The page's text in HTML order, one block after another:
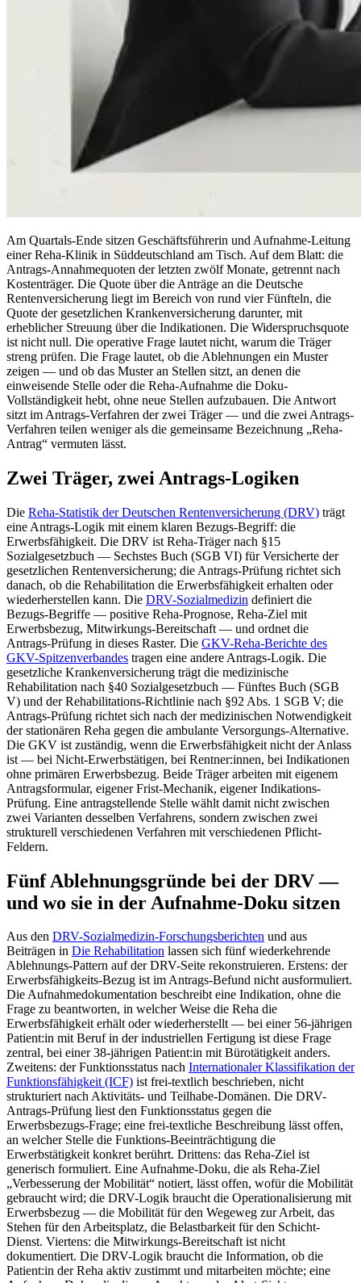
Am Quartals-Ende sitzen Geschäftsführerin und Aufnahme-Leitung
einer Reha-Klinik in Süddeutschland am Tisch. Auf dem Blatt: die
Antrags-Annahmequoten der letzten zwölf Monate, getrennt nach
Kostenträger. Die Quote über die Anträge an die Deutsche
Rentenversicherung liegt im Bereich von rund vier Fünfteln, die
Quote der gesetzlichen Krankenversicherung darunter, mit
erheblicher Streuung über die Indikationen. Die Widerspruchsquote
ist nicht null. Die operative Frage lautet nicht, warum die Träger
streng prüfen. Die Frage lautet, ob die Ablehnungen ein Muster
zeigen — und ob das Muster an Stellen sitzt, an denen die
einweisende Stelle oder die Reha-Aufnahme die Doku-
Vollständigkeit hebt, ohne neue Stellen aufzubauen. Die Antwort
sitzt im Antrags-Verfahren der zwei Träger — und die zwei Antrags-
Verfahren teilen weniger als die gemeinsame Bezeichnung „Reha-
Antrag“ vermuten lässt.
Zwei Träger, zwei Antrags-Logiken
Die Reha-Statistik der Deutschen Rentenversicherung (DRV) trägt
eine Antrags-Logik mit einem klaren Bezugs-Begriff: die
Erwerbsfähigkeit. Die DRV ist Reha-Träger nach §15
Sozialgesetzbuch — Sechstes Buch (SGB VI) für Versicherte der
gesetzlichen Rentenversicherung; die Antrags-Prüfung richtet sich
danach, ob die Rehabilitation die Erwerbsfähigkeit erhalten oder
wiederherstellen kann. Die DRV-Sozialmedizin definiert die
Bezugs-Begriffe — positive Reha-Prognose, Reha-Ziel mit
Erwerbsbezug, Mitwirkungs-Bereitschaft — und ordnet die
Antrags-Prüfung in dieses Raster. Die GKV-Reha-Berichte des
GKV-Spitzenverbandes tragen eine andere Antrags-Logik. Die
gesetzliche Krankenversicherung trägt die medizinische
Rehabilitation nach §40 Sozialgesetzbuch — Fünftes Buch (SGB
V) und der Rehabilitations-Richtlinie nach §92 Abs. 1 SGB V; die
Antrags-Prüfung richtet sich nach der medizinischen Notwendigkeit
der stationären Reha gegen die ambulante Versorgungs-Alternative.
Die GKV ist zuständig, wenn die Erwerbsfähigkeit nicht der Anlass
ist — bei Nicht-Erwerbstätigen, bei Rentner:innen, bei Indikationen
ohne primären Erwerbsbezug. Beide Träger arbeiten mit eigenem
Antragsformular, eigener Frist-Mechanik, eigener Indikations-
Prüfung. Eine antragstellende Stelle wählt damit nicht zwischen
zwei Varianten desselben Verfahrens, sondern zwischen zwei
strukturell verschiedenen Verfahren mit verschiedenen Pflicht-
Feldern.
Fünf Ablehnungsgründe bei der DRV —
und wo sie in der Aufnahme-Doku sitzen
Aus den DRV-Sozialmedizin-Forschungsberichten und aus
Beiträgen in Die Rehabilitation lassen sich fünf wiederkehrende
Ablehnungs-Pattern auf der DRV-Seite rekonstruieren. Erstens: der
Erwerbsfähigkeits-Bezug ist im Antrags-Befund nicht ausformuliert.
Die Aufnahmedokumentation beschreibt eine Indikation, ohne die
Frage zu beantworten, in welcher Weise die Reha die
Erwerbsfähigkeit erhält oder wiederherstellt — bei einer 56-jährigen
Patient:in mit Beruf in der industriellen Fertigung ist diese Frage
zentral, bei einer 38-jährigen Patient:in mit Bürotätigkeit anders.
Zweitens: der Funktionsstatus nach Internationaler Klassifikation der
Funktionsfähigkeit (ICF) ist frei-textlich beschrieben, nicht
strukturiert nach Aktivitäts- und Teilhabe-Domänen. Die DRV-
Antrags-Prüfung liest den Funktionsstatus gegen die
Erwerbsbezugs-Frage; eine frei-textliche Beschreibung lässt offen,
an welcher Stelle die Funktions-Beeinträchtigung die
Erwerbstätigkeit konkret berührt. Drittens: das Reha-Ziel ist
generisch formuliert. Eine Aufnahme-Doku, die als Reha-Ziel
„Verbesserung der Mobilität“ notiert, lässt offen, wofür die Mobilität
gebraucht wird; die DRV-Logik braucht die Operationalisierung mit
Erwerbsbezug — die Mobilität für den Wegeweg zur Arbeit, das
Stehen für den Arbeitsplatz, die Belastbarkeit für den Schicht-
Dienst. Viertens: die Mitwirkungs-Bereitschaft ist nicht
dokumentiert. Die DRV-Logik braucht die Information, ob die
Patient:in der Reha aktiv zustimmt und mitarbeiten möchte; eine